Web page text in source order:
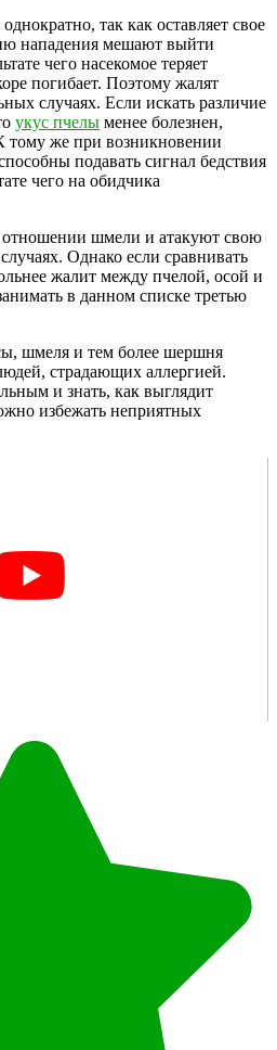
так как оставляет свое
нападения мешают выйти
чего насекомое теряет
погибает. Поэтому жалят
случаях. Если искать различие
укус пчелы менее болезнен,
же при возникновении
подавать сигнал бедствия
чего на обидчика
шмели и атакуют свою
Однако если сравнивать
жалит между пчелой, осой и
в данном списке третью
шмеля и тем более шершня
страдающих аллергией.
и знать, как выглядит
избежать неприятных